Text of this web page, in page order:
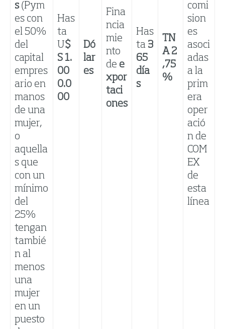
s(Pym
es con
el 50%
del
capital
empres
ario en
manos
de una
mujer,
o
aquella
s que
con un
mínimo
del
25%
tengan
tambié
n al
menos
una
mujer
en un
puesto
Has
ta
U$
S 1.
00
0.0
00
Dó
lar
es
Fina
ncia
mie
nto
de e
xpor
taci
ones
Has
ta 3
65
día
s
TN
A 2
,75
%
comi
sion
es
asoci
adas
a la
prim
era
oper
ació
n de
COM
EX
de
esta
línea